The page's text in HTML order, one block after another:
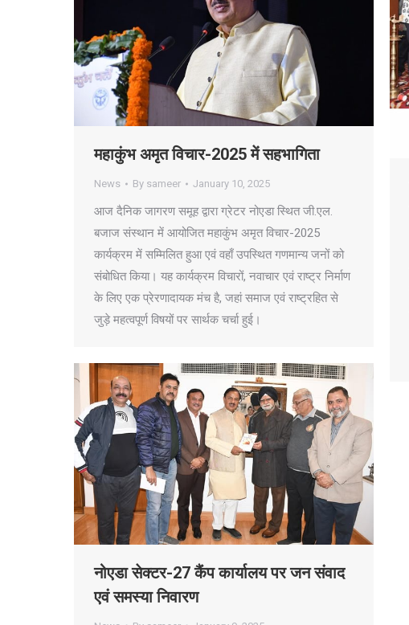
महाकुंभ अमृत विचार-2025 में सहभागिता
News By sameer January 10, 2025
आज दैनिक जागरण समूह द्वारा ग्रेटर नोएडा स्थित जी.एल.
बजाज संस्थान में आयोजित महाकुंभ अमृत विचार-2025
कार्यक्रम में सम्मिलित हुआ एवं वहाँ उपस्थित गणमान्य जनों को
संबोधित किया। यह कार्यक्रम विचारों, नवाचार एवं राष्ट्र निर्माण
के लिए एक प्रेरणादायक मंच है, जहां समाज एवं राष्ट्रहित से
जुड़े महत्वपूर्ण विषयों पर सार्थक चर्चा हुई।
नोएडा सेक्टर-27 कैंप कार्यालय पर जन संवाद
एवं समस्या निवारण